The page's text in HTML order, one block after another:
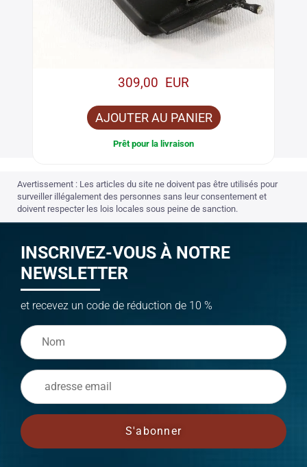
309,00 EUR
AJOUTER AU PANIER
Prêt pour la livraison
Avertissement : Les articles du site ne doivent pas être utilisés pour
surveiller illégalement des personnes sans leur consentement et
doivent respecter les lois locales sous peine de sanction.
INSCRIVEZ-VOUS À NOTRE
NEWSLETTER
et recevez un code de réduction de 10 %